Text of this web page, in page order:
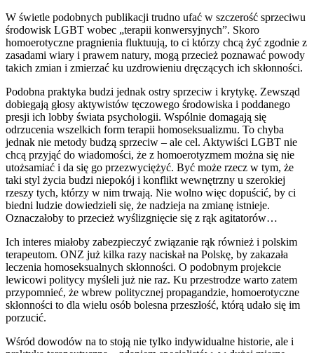
W świetle podobnych publikacji trudno ufać w szczerość sprzeciwu
środowisk LGBT wobec „terapii konwersyjnych”. Skoro
homoerotyczne pragnienia fluktuują, to ci którzy chcą żyć zgodnie z
zasadami wiary i prawem natury, mogą przecież poznawać powody
takich zmian i zmierzać ku uzdrowieniu dręczących ich skłonności.
Podobna praktyka budzi jednak ostry sprzeciw i krytykę. Zewsząd
dobiegają głosy aktywistów tęczowego środowiska i poddanego
presji ich lobby świata psychologii. Wspólnie domagają się
odrzucenia wszelkich form terapii homoseksualizmu. To chyba
jednak nie metody budzą sprzeciw – ale cel. Aktywiści LGBT nie
chcą przyjąć do wiadomości, że z homoerotyzmem można się nie
utożsamiać i da się go przezwyciężyć. Być może rzecz w tym, że
taki styl życia budzi niepokój i konflikt wewnętrzny u szerokiej
rzeszy tych, którzy w nim trwają. Nie wolno więc dopuścić, by ci
biedni ludzie dowiedzieli się, że nadzieja na zmianę istnieje.
Oznaczałoby to przecież wyślizgnięcie się z rąk agitatorów…
Ich interes miałoby zabezpieczyć związanie rąk również i polskim
terapeutom. ONZ już kilka razy naciskał na Polskę, by zakazała
leczenia homoseksualnych skłonności. O podobnym projekcie
lewicowi politycy myśleli już nie raz. Ku przestrodze warto zatem
przypomnieć, że wbrew politycznej propagandzie, homoerotyczne
skłonności to dla wielu osób bolesna przeszłość, którą udało się im
porzucić.
Wśród dowodów na to stoją nie tylko indywidualne historie, ale i